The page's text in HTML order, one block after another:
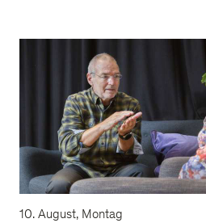
10. August, Montag